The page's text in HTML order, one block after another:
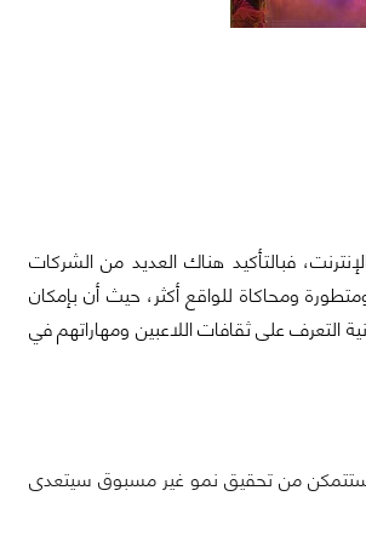
فبالتأكيد هناك العديد من الشركات
ومحاكاة للواقع أكثر، حيث أن بإمكان
على ثقافات اللاعبين ومهاراتهم في
ستتمكن من تحقيق نمو غير مسبوق سيتعدى